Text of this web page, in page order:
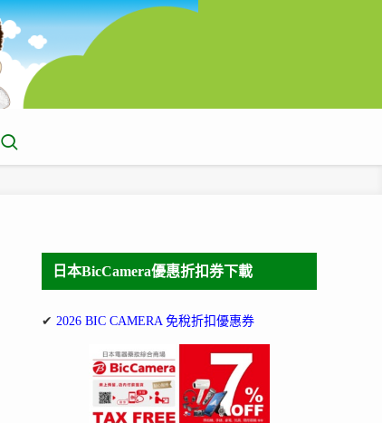
日本BicCamera優惠折扣券下載
✔ 2026 BIC CAMERA 免稅折扣優惠券